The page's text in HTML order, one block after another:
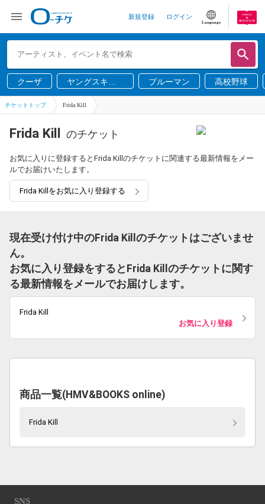
新規登録 ログイン
Language
クーザ
ヤングスキニ
ー
ブルーマン 高校野球
チケットトップ Frida Kill
Frida Kill のチケット
お気に入りに登録するとFrida Killのチケットに関連する最新情報をメー
ルでお届けいたします。
Frida Killをお気に入り登録する
現在受け付け中のFrida Killのチケットはございませ
ん。
お気に入り登録をするとFrida Killのチケットに関す
る最新情報をメールでお届けします。
Frida Kill
お気に入り登録
商品一覧(HMV&BOOKS online)
Frida Kill
SNS